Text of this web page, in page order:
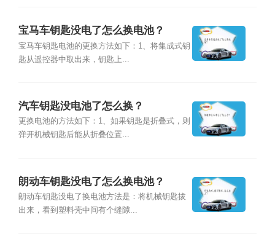
宝马车钥匙没电了怎么换电池？
宝马车钥匙电池的更换方法如下：1、将集成式钥
匙从遥控器中取出来，钥匙上...
汽车钥匙没电池了怎么换？
更换电池的方法如下：1、如果钥匙是折叠式，则
弹开机械钥匙后能从折叠位置...
朗动车钥匙没电了怎么换电池？
朗动车钥匙没电了换电池方法是：将机械钥匙拔
出来，看到塑料壳中间有个缝隙...